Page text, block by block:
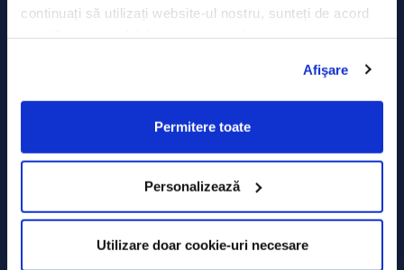
continuați să utilizați website-ul nostru, sunteți de acord
Afişare
Permitere toate
Personalizează
Utilizare doar cookie-uri necesare
Politica de prelucrare a datelor
Declarația Cookie